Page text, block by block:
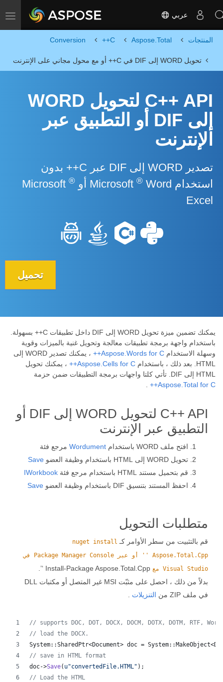
Toggle navigation عربي
المنتجات Aspose.Total
C++
Conversion
تحويل WORD إلى DIF في C++ أو مع محول مجاني على الإنترنت
C++ API لتحويل WORD
إلى DIF أو التطبيق عبر
الإنترنت
تصدير WORD إلى DIF عبر C++ بدون
استخدام Microsoft
® Word أو Microsoft ®
Excel
تحميل
يمكنك تضمين ميزة تحويل WORD إلى DIF داخل تطبيقات C++ بسهولة.
باستخدام واجهة برمجة تطبيقات معالجة وتحويل غنية بالميزات وقوية
وسهلة الاستخدام Aspose.Words for C++
، يمكنك تصدير WORD إلى
HTML. بعد ذلك ، باستخدام
Aspose.Cells for C++
، يمكنك تحويل
HTML إلى DIF. تأتي كلتا واجهات برمجة التطبيقات ضمن حزمة
Aspose.Total for C++
C++ API لتحويل WORD إلى DIF أو
التطبيق عبر الإنترنت
افتح ملف WORD باستخدام Wordument مرجع فئة
تحويل WORD إلى HTML باستخدام وظيفة العضو
Save
قم بتحميل مستند HTML باستخدام مرجع فئة
IWorkbook
احفظ المستند بتنسيق DIF باستخدام وظيفة العضو
Save
متطلبات التحويل
قم بالتثبيت من سطر الأوامر كـ nuget install
Aspose.Total.Cpp '' أو عبر Package Manager Console في
Visual Studio مع
بدلاً من ذلك ، احصل على مثبّت MSI غير المتصل أو مكتبات DLL
في ملف ZIP من
التنزيلات
// supports DOC, DOT, DOCX, DOCM, DOTX, DOTM, RTF,
// load the DOCX.
System::SharedPtr<Document> doc =
// save in HTML format
doc->Save( u"convertedFile.HTML" );
// Load the HTML